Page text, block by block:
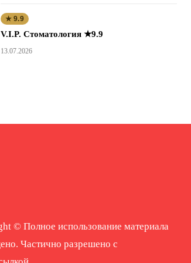
★ 9.9
V.I.P. Стоматология ★9.9
13.07.2026
© Полное использование материала
Частично разрешено с